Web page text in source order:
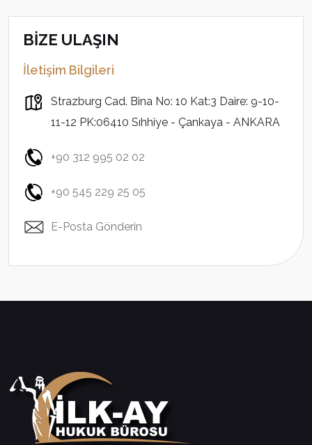
BİZE ULAŞIN
İletişim Bilgileri
Strazburg Cad. Bina No: 10 Kat:3 Daire: 9-10-
11-12 PK:06410 Sıhhiye - Çankaya - ANKARA
+90 312 995 02 02
+90 545 229 25 05
E-Posta Gönderin